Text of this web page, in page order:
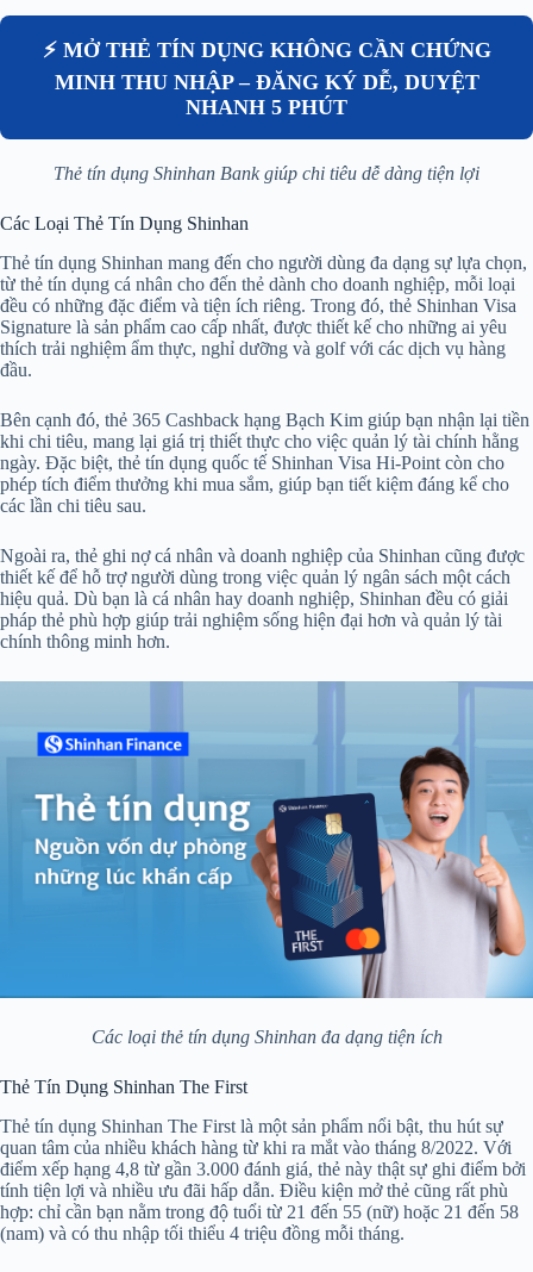
⚡ MỞ THẺ TÍN DỤNG KHÔNG CẦN CHỨNG
MINH THU NHẬP – ĐĂNG KÝ DỄ, DUYỆT
NHANH 5 PHÚT
Thẻ tín dụng Shinhan Bank giúp chi tiêu dễ dàng tiện lợi
Các Loại Thẻ Tín Dụng Shinhan
Thẻ tín dụng Shinhan mang đến cho người dùng đa dạng sự lựa chọn,
từ thẻ tín dụng cá nhân cho đến thẻ dành cho doanh nghiệp, mỗi loại
đều có những đặc điểm và tiện ích riêng. Trong đó, thẻ Shinhan Visa
Signature là sản phẩm cao cấp nhất, được thiết kế cho những ai yêu
thích trải nghiệm ẩm thực, nghỉ dưỡng và golf với các dịch vụ hàng
đầu.
Bên cạnh đó, thẻ 365 Cashback hạng Bạch Kim giúp bạn nhận lại tiền
khi chi tiêu, mang lại giá trị thiết thực cho việc quản lý tài chính hằng
ngày. Đặc biệt, thẻ tín dụng quốc tế Shinhan Visa Hi-Point còn cho
phép tích điểm thưởng khi mua sắm, giúp bạn tiết kiệm đáng kể cho
các lần chi tiêu sau.
Ngoài ra, thẻ ghi nợ cá nhân và doanh nghiệp của Shinhan cũng được
thiết kế để hỗ trợ người dùng trong việc quản lý ngân sách một cách
hiệu quả. Dù bạn là cá nhân hay doanh nghiệp, Shinhan đều có giải
pháp thẻ phù hợp giúp trải nghiệm sống hiện đại hơn và quản lý tài
chính thông minh hơn.
Các loại thẻ tín dụng Shinhan đa dạng tiện ích
Thẻ Tín Dụng Shinhan The First
Thẻ tín dụng Shinhan The First là một sản phẩm nổi bật, thu hút sự
quan tâm của nhiều khách hàng từ khi ra mắt vào tháng 8/2022. Với
điểm xếp hạng 4,8 từ gần 3.000 đánh giá, thẻ này thật sự ghi điểm bởi
tính tiện lợi và nhiều ưu đãi hấp dẫn. Điều kiện mở thẻ cũng rất phù
hợp: chỉ cần bạn nằm trong độ tuổi từ 21 đến 55 (nữ) hoặc 21 đến 58
(nam) và có thu nhập tối thiểu 4 triệu đồng mỗi tháng.